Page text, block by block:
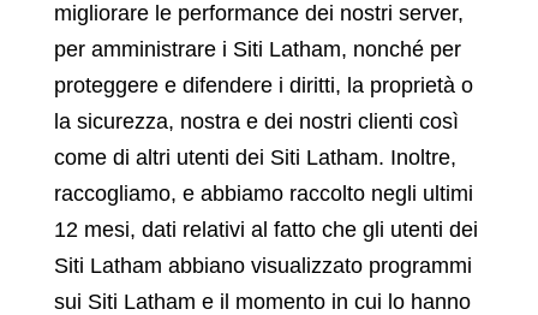
migliorare le performance dei nostri server,
per amministrare i Siti Latham, nonché per
proteggere e difendere i diritti, la proprietà o
la sicurezza, nostra e dei nostri clienti così
come di altri utenti dei Siti Latham. Inoltre,
raccogliamo, e abbiamo raccolto negli ultimi
12 mesi, dati relativi al fatto che gli utenti dei
Siti Latham abbiano visualizzato programmi
sui Siti Latham e il momento in cui lo hanno